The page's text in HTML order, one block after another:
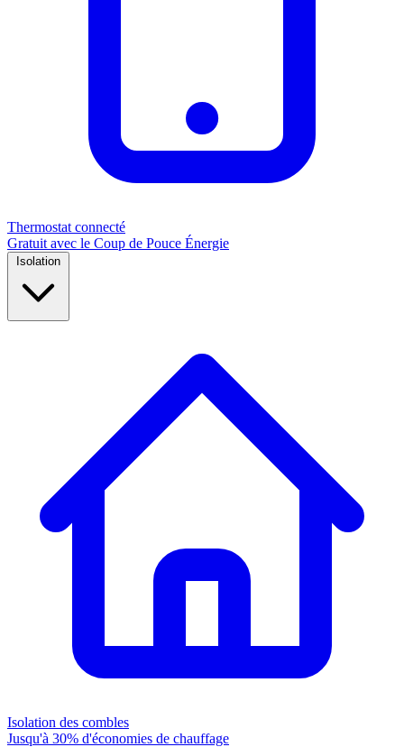
Thermostat connecté
Gratuit avec le Coup de Pouce Énergie
Isolation des combles
Jusqu'à 30% d'économies de chauffage